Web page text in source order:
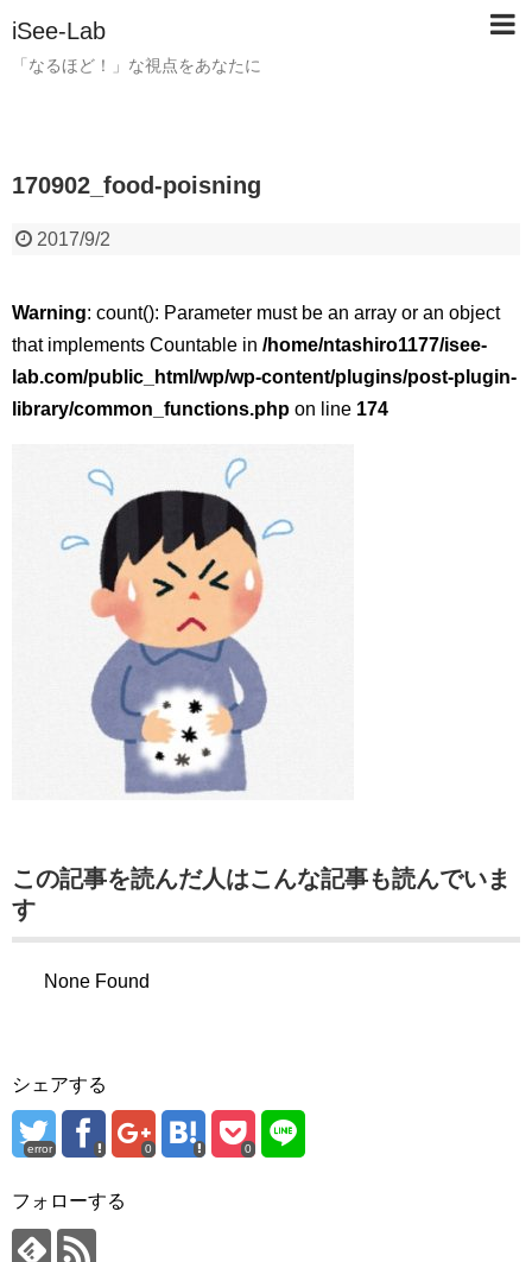
iSee-Lab
「なるほど！」な視点をあなたに
170902_food-poisning
2017/9/2
Warning: count(): Parameter must be an array or an object
that implements Countable in /home/ntashiro1177/isee-
lab.com/public_html/wp/wp-content/plugins/post-plugin-
library/common_functions.php on line 174
この記事を読んだ人はこんな記事も読んでいま
す
None Found
シェアする
error 0 0
フォローする